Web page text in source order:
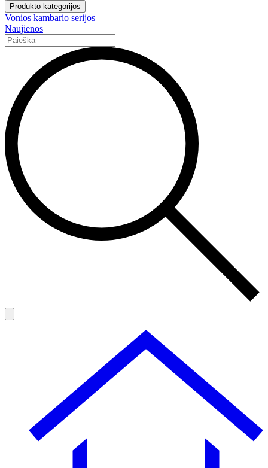
Produkto kategorijos
Vonios kambario serijos
Naujienos